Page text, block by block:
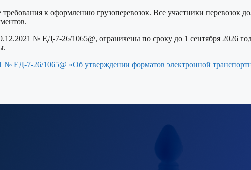
к оформлению грузоперевозок. Все участники перевозок
№ ЕД-7-26/1065@, ограничены по сроку до 1 сентября 2026
ЕД-7-26/1065@ «Об утверждении форматов электронной